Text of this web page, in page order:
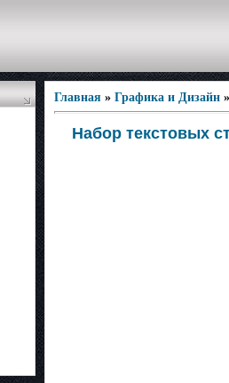
Главная » Графика и Дизайн
Набор текстовых